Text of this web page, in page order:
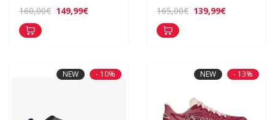
160,00€ 149,99€
165,00€ 139,99€
NEW - 10% NEW - 13%